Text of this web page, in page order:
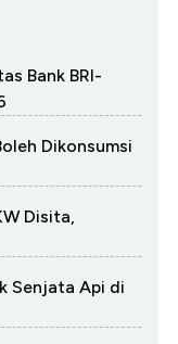
Bank BRI-
Dikonsumsi
Disita,
Senjata Api di